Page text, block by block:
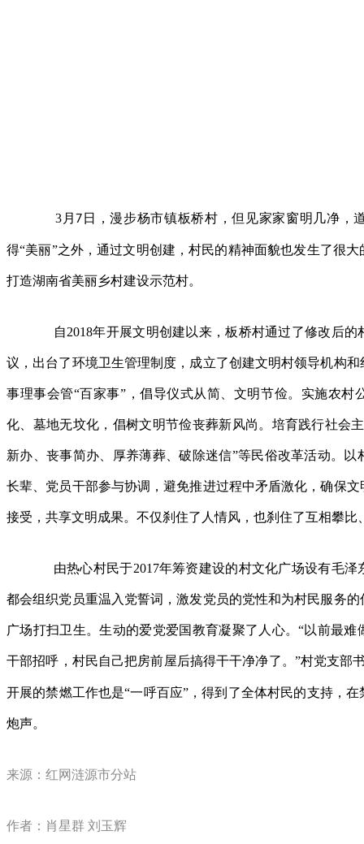
3 月7 日，漫步杨市镇板桥村，但见家家窗明几净，
得“美丽”之外，通过文明创建，村民的精神面貌也发生了很
打造湖南省美丽乡村建设示范村。
自2018年开展文明创建以来，板桥村通过了修改后
议，出台了环境卫生管理制度，成立了创建文明村领导机构
事理事会管“百家事”，倡导仪式从简、文明节俭。实施农村
化、墓地无坟化，倡树文明节俭丧葬新风尚。培育践行社会
新办、丧事简办、厚养薄葬、破除迷信”等民俗改革活动。
长辈、党员干部参与协调，避免推进过程中矛盾激化，确保
接受，共享文明成果。不仅刹住了人情风，也刹住了互相攀比
由热心村民于2017年筹资建设的村文化广场设有毛
都会组织党员重温入党誓词，激发党员的党性和为村民服务
广场打扫卫生。生动的爱党爱国教育凝聚了人心。“以前最
干部招呼，村民自己把房前屋后搞得干干净净了。”村党支部
开展的禁燃工作也是“一呼百应”，得到了全体村民的支持，
炮声。
来源：​红网涟源市分站
作者：肖星群 刘玉辉